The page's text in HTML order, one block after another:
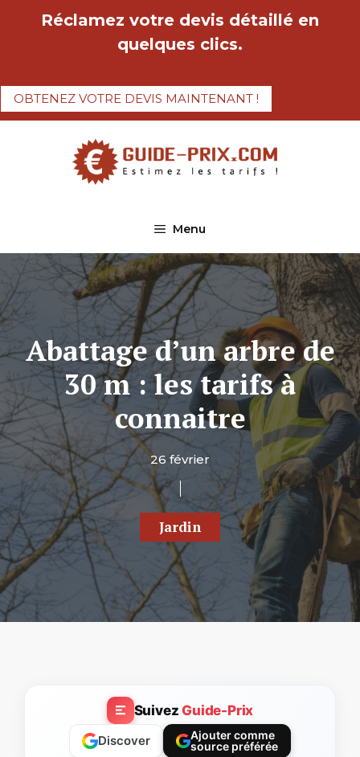
Réclamez votre devis détaillé en
quelques clics.
OBTENEZ VOTRE DEVIS MAINTENANT !
Menu
Abattage d’un arbre de
30 m : les tarifs à
connaitre
26 février
Jardin
SuivezGuide-Prix
Discover
Ajouter comme
source préférée